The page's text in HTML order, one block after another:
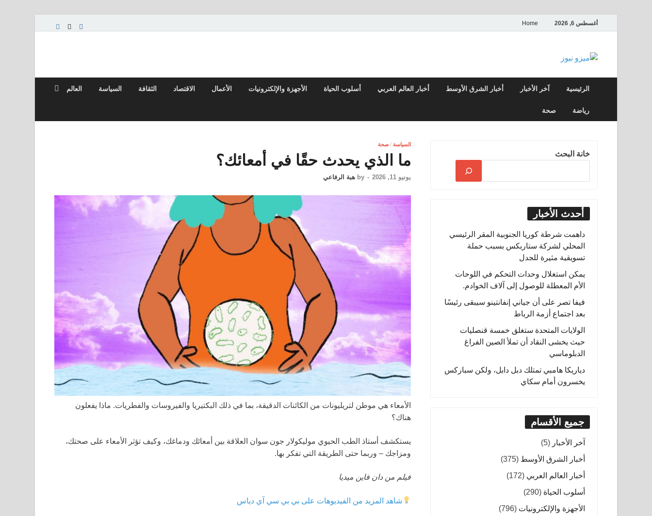
أغسطس 6, 2026 Home
ميزو نيوز
الرئيسية آخر الأخبار أخبار الشرق الأوسط أخبار العالم العربي أسلوب الحياة الأجهزة والإلكترونيات الأعمال الاقتصاد الثقافة السياسة العالم
رياضة صحة
السياسة / صحة
ما الذي يحدث حقًا في أمعائك؟
يونيو 11, 2026 -
by هبة الرفاعي
الأمعاء هي موطن لتريليونات من الكائنات الدقيقة، بما في ذلك البكتيريا والفيروسات والفطريات. ماذا يفعلون
هناك؟
يستكشف أستاذ الطب الحيوي موليكولار جون سوان العلاقة بين أمعائك ودماغك، وكيف تؤثر الأمعاء على صحتك،
ومزاجك – وربما حتى الطريقة التي تفكر بها.
فيلم من دان فاين ميديا
شاهد المزيد من الفيديوهات على بي بي سي آي دياس
خانة البحث
أحدث الأخبار
داهمت شرطة كوريا الجنوبية المقر الرئيسي
المحلي لشركة ستاربكس بسبب حملة
تسويقية مثيرة للجدل
يمكن استغلال وحدات التحكم في اللوحات
الأم المعطلة للوصول إلى آلاف الخوادم.
فيفا تصر على أن جياني إنفانتينو سيبقى رئيسًا
بعد اجتماع أزمة الرباط
الولايات المتحدة ستغلق خمسة قنصليات
حيث يخشى النقاد أن تملأ الصين الفراغ
الدبلوماسي
دياريكا هامبي تمتلك دبل دابل، ولكن سباركس
يخسرون أمام سكاي
جميع الأقسام
آخر الأخبار (5)
أخبار الشرق الأوسط (375)
أخبار العالم العربي (172)
أسلوب الحياة (290)
الأجهزة والإلكترونيات (796)